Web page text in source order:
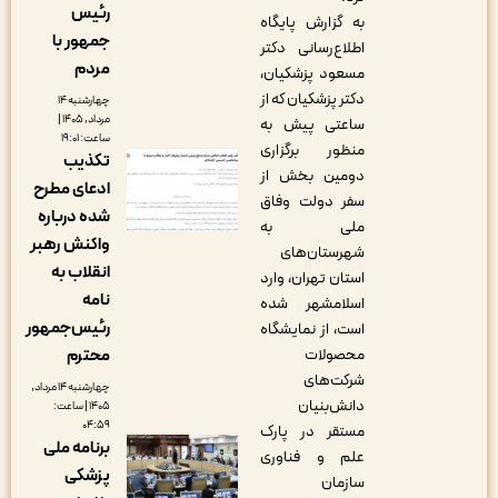
به گزارش پایگاه
اطلاع‌رسانی دکتر
مسعود پزشکیان،
دکتر پزشکیان که از
ساعتی پیش به
منظور برگزاری
دومین بخش از
سفر دولت وفاق
ملی به
شهرستان‌های
استان تهران، وارد
اسلامشهر شده
است، از نمایشگاه
محصولات
شرکت‌های
دانش‌بنیان
مستقر در پارک
علم و فناوری
جمهور با
چهارشنبه ۱۴
مرداد, ۱۴۰۵ |
تکذیب
ادعای مطرح
شده درباره
واکنش رهبر
انقلاب به
رئیس‌جمهور
چهارشنبه ۱۴ مرداد,
۱۴۰۵ | ساعت:
برنامه ملی
پزشکی